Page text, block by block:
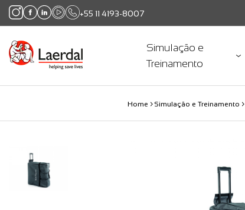
+55 11 4193-8007
Simulação e
Treinamento
Home Simulação e Treinamento